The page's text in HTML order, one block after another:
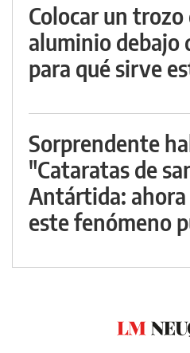
Colocar un trozo
aluminio debajo
para qué sirve
Sorprendente
"Cataratas de
Antártida: ahora
este fenómeno